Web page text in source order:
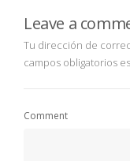
Leave a
Tu dirección de
campos obligatorios
Comment